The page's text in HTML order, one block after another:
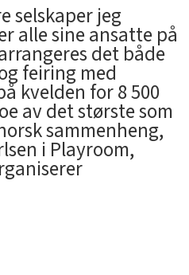
selskaper jeg
alle sine ansatte på
det både
feiring med
kvelden for 8 500
av det største som
sammenheng,
i Playroom,